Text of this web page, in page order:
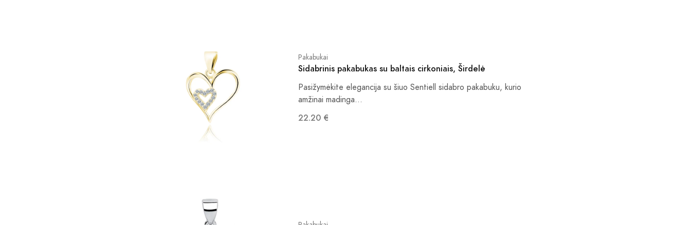
Pakabukai
Sidabrinis pakabukas su baltais cirkoniais, Širdelė
Pasižymėkite elegancija su šiuo Sentiell sidabro pakabuku, kurio
amžinai madinga...
22.20 €